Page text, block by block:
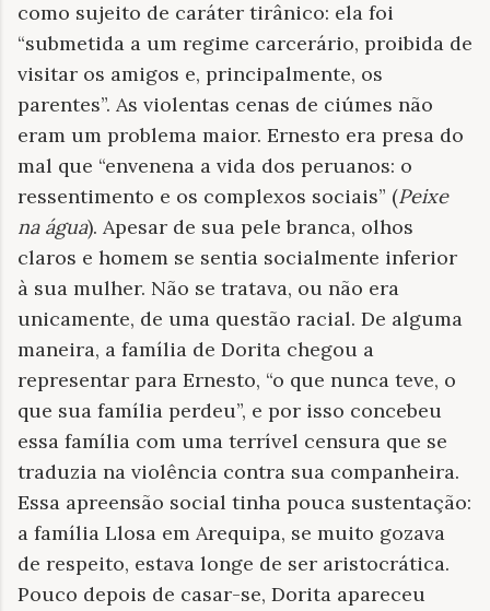
como sujeito de caráter tirânico: ela foi
“submetida a um regime carcerário, proibida de
visitar os amigos e, principalmente, os
parentes”. As violentas cenas de ciúmes não
eram um problema maior. Ernesto era presa do
mal que “envenena a vida dos peruanos: o
ressentimento e os complexos sociais” (Peixe
na água). Apesar de sua pele branca, olhos
claros e homem se sentia socialmente inferior
à sua mulher. Não se tratava, ou não era
unicamente, de uma questão racial. De alguma
maneira, a família de Dorita chegou a
representar para Ernesto, “o que nunca teve, o
que sua família perdeu”, e por isso concebeu
essa família com uma terrível censura que se
traduzia na violência contra sua companheira.
Essa apreensão social tinha pouca sustentação:
a família Llosa em Arequipa, se muito gozava
de respeito, estava longe de ser aristocrática.
Pouco depois de casar-se, Dorita apareceu